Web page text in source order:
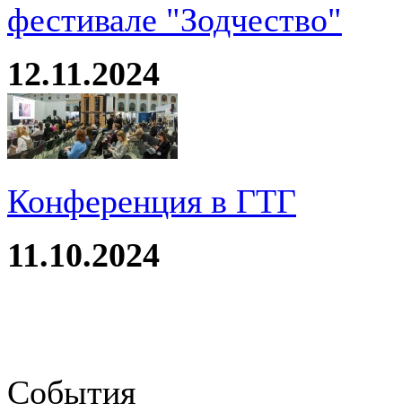
фестивале "Зодчество"
12.11.2024
Конференция в ГТГ
11.10.2024
События